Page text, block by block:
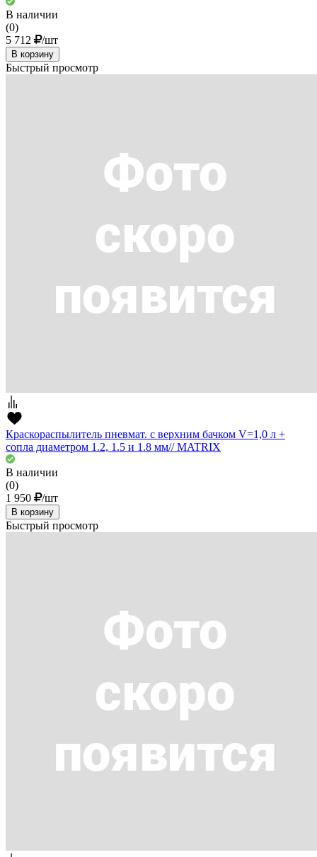
В наличии
(0)
5 712
/шт
В корзину
Быстрый просмотр
Краскораспылитель пневмат. с верхним бачком V=1,0 л +
сопла диаметром 1.2, 1.5 и 1.8 мм// MATRIX
В наличии
(0)
1 950
/шт
В корзину
Быстрый просмотр